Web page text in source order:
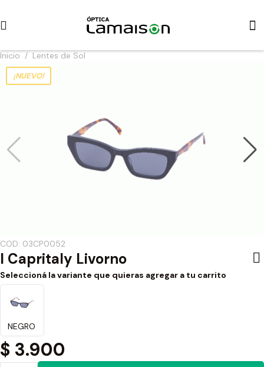
Inicio / Lentes de Sol
¡NUEVO!
COD: 03CP0052
I Capritaly Livorno
Seleccioná la variante que quieras agregar a tu carrito
NEGRO
$ 3.900